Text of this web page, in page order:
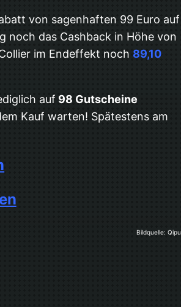
von sagenhaften 99 Euro auf
noch das Cashback in Höhe von
im Endeffekt noch 89,10
auf 98 Gutscheine
Kauf warten! Spätestens am
Bildquelle: Qipu